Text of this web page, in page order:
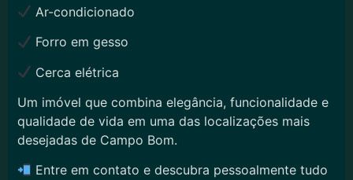
Ar-condicionado
Forro em gesso
Cerca elétrica
Um imóvel que combina elegância, funcionalidade e
qualidade de vida em uma das localizações mais
desejadas de Campo Bom.
Entre em contato e descubra pessoalmente tudo